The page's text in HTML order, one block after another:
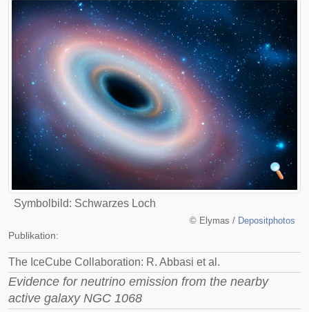
Symbolbild: Schwarzes Loch
© Elymas / Depositphotos
Publikation:
The IceCube Collaboration: R. Abbasi et al.
Evidence for neutrino emission from the nearby
active galaxy NGC 1068